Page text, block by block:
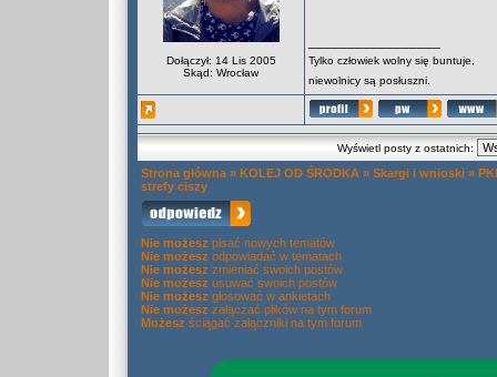
Dołączył: 14 Lis 2005
Skąd: Wrocław
Tylko człowiek wolny się buntuje,
niewolnicy są posłuszni.
Wyświetl posty z ostatnich:
Strona główna » KOLEJ OD ŚRODKA » Skargi i wnioski »
strefy ciszy
Nie możesz pisać nowych tematów
Nie możesz odpowiadać w tematach
Nie możesz zmieniać swoich postów
Nie możesz usuwać swoich postów
Nie możesz głosować w ankietach
Nie możesz załączać plików na tym forum
Możesz ściągać załączniki na tym forum